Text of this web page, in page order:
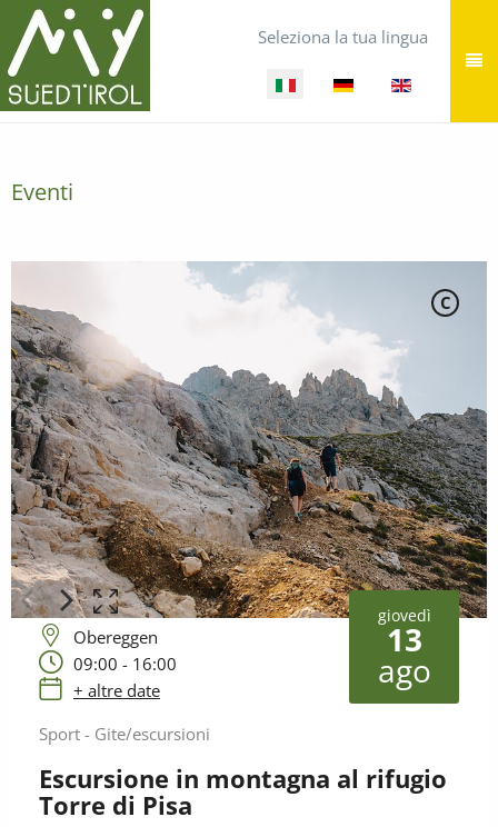
Seleziona la tua lingua
Eventi
C
giovedì
13
ago
Obereggen
09:00 - 16:00
+ altre date
Sport - Gite/escursioni
Escursione in montagna al rifugio
Torre di Pisa